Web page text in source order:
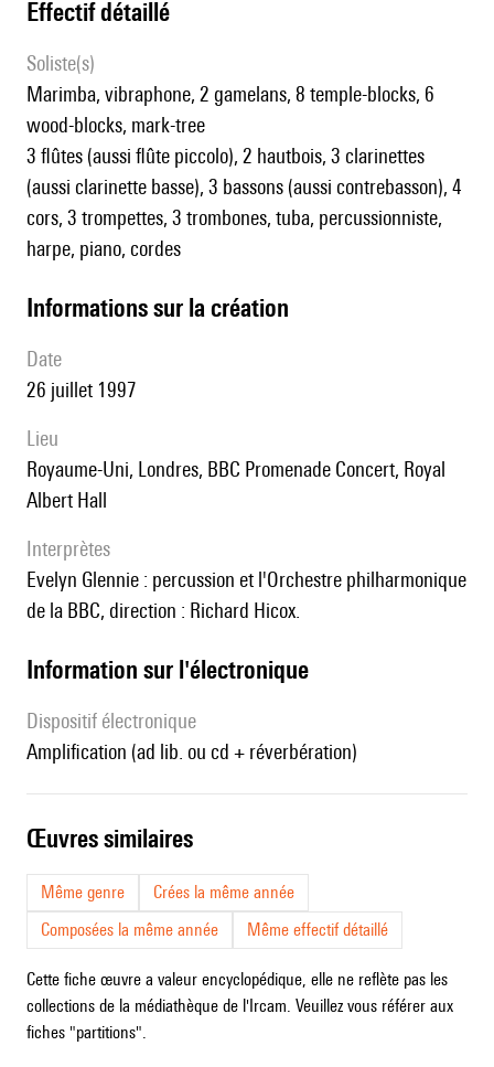
effectif détaillé
Soliste(s)
marimba, vibraphone, 2 gamelans, 8 temple-blocks, 6
wood-blocks, mark-tree
3 flûtes (aussi flûte piccolo), 2 hautbois, 3 clarinettes
(aussi clarinette basse), 3 bassons (aussi contrebasson), 4
cors, 3 trompettes, 3 trombones, tuba, percussionniste,
harpe, piano, cordes
informations sur la création
date
26 juillet 1997
lieu
Royaume-Uni, Londres, BBC Promenade Concert, Royal
Albert Hall
interprètes
Evelyn Glennie : percussion et l'Orchestre philharmonique
de la BBC, direction : Richard Hicox.
Information sur l'électronique
Dispositif électronique
amplification (ad lib. ou cd + réverbération)
œuvres similaires
Même genre
Crées la même année
Composées la même année
Même effectif détaillé
Cette fiche œuvre a valeur encyclopédique, elle ne reflète pas les
collections de la médiathèque de l'Ircam. Veuillez vous référer aux
fiches "partitions".